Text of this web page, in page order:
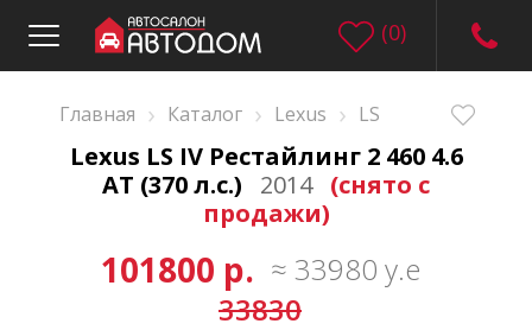
(0)
Главная › Каталог › Lexus › LS
Lexus LS IV Рестайлинг 2 460 4.6
AT (370 л.с.)
2014 (снято с
продажи)
101800 р. ≈ 33980 у.е
33830